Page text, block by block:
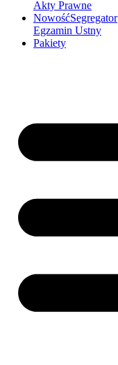
Akty Prawne
NowośćSegregator
Egzamin Ustny
Pakiety